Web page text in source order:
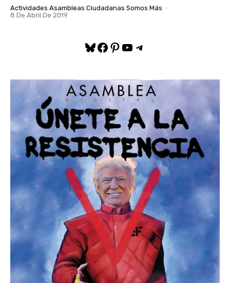
Actividades Asambleas Ciudadanas Somos Más -
8 De Abril De 2019
Bluesky
Facebook
Pinterest
YouTube
Telegram